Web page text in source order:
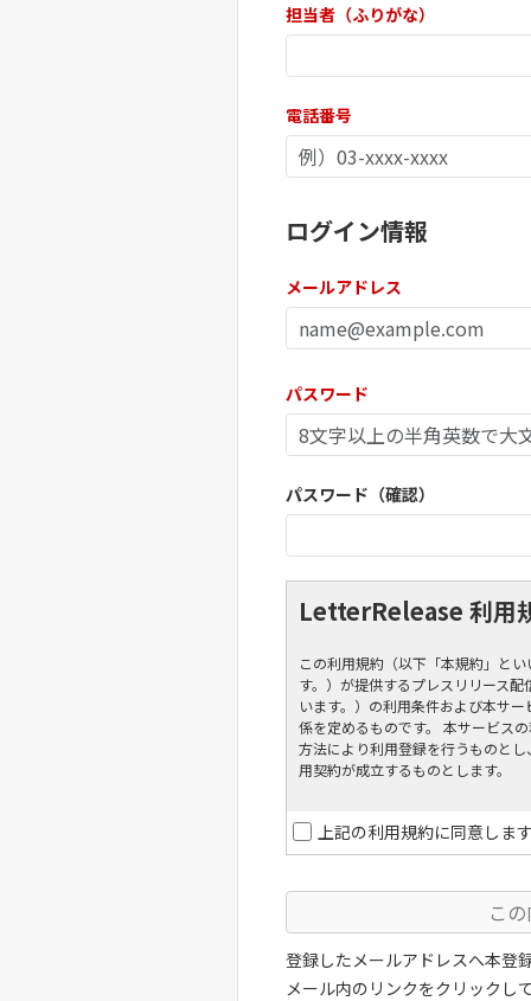
担当者（ふりがな）
電話番号
ログイン情報
メールアドレス
パスワード
パスワード（確認）
LetterRelease 利用
この利用規約（以下「本規約」と
す。）が提供するプレスリリース
います。）の利用条件および本サ
係を定めるものです。 本サービス
方法により利用登録を行うものと
用契約が成立するものとします。
第1条（適用）
す。
当社が本サービスに関して別
第2条（定義）
上記の利用規約に同意しま
登録したメールアドレスへ本登
メール内のリンクをクリックし